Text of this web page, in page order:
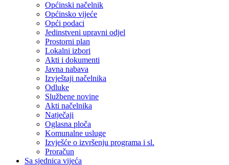
Općinski načelnik
Općinsko vijeće
Opći podaci
Jedinstveni upravni odjel
Prostorni plan
Lokalni izbori
Akti i dokumenti
Javna nabava
Izvještaji načelnika
Odluke
Službene novine
Akti načelnika
Natječaji
Oglasna ploča
Komunalne usluge
Izvješće o izvršenju programa i sl.
Proračun
Sa sjednica vijeća